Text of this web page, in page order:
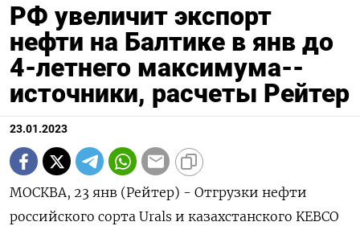
РФ увеличит экспорт
нефти на Балтике в янв до
4-летнего максимума--
источники, расчеты Рейтер
23.01.2023
МОСКВА, 23 янв (Рейтер) - Отгрузки нефти
российского сорта Urals и казахстанского KEBCO